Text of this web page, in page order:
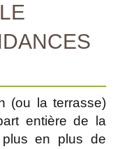
(ou la terrasse)
entière de la
en plus de